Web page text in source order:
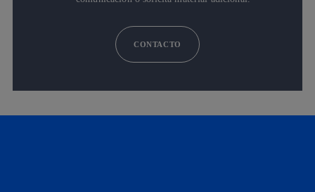
CONTACTO